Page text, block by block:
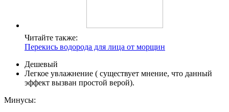
Читайте также:
Перекись водорода для лица от морщин
Дешевый
Легкое увлажнение ( существует мнение, что данный
эффект вызван простой верой).
Минусы: